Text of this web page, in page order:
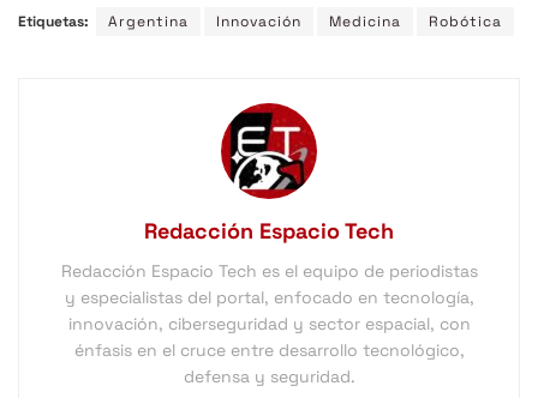
Etiquetas: Argentina Innovación Medicina Robótica
Redacción Espacio Tech
Redacción Espacio Tech es el equipo de periodistas
y especialistas del portal, enfocado en tecnología,
innovación, ciberseguridad y sector espacial, con
énfasis en el cruce entre desarrollo tecnológico,
defensa y seguridad.